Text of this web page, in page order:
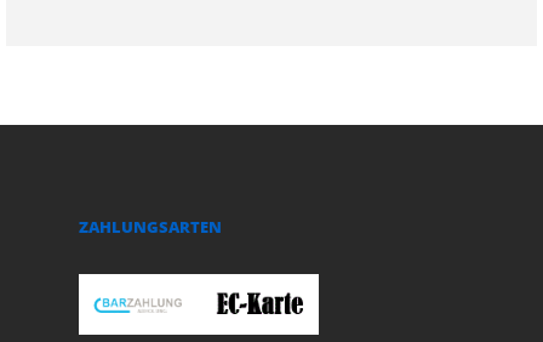
ZAHLUNGSARTEN